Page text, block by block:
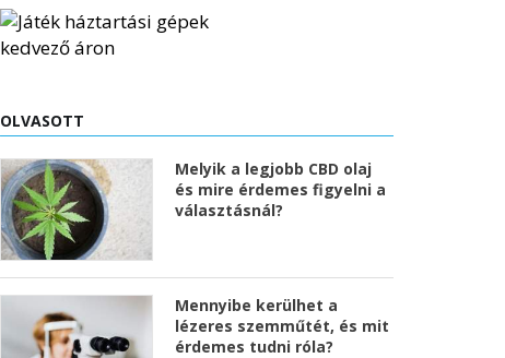
OLVASOTT
Melyik a legjobb CBD olaj
és mire érdemes figyelni a
választásnál?
Mennyibe kerülhet a
lézeres szemműtét, és mit
érdemes tudni róla?